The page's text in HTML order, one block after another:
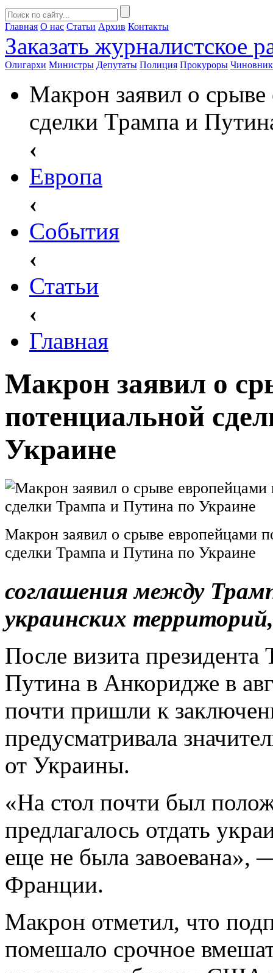
Главная О нас Статьи Архив Контакты
Заказать журналистское
Олигархи Министры Депутаты Полиция Прокуроры
Макрон заявил о
сделки Трампа и
‹
Европа
‹
События
‹
Статьи
‹
Главная
Макрон заявил о
потенциальной
Украине
Макрон заявил о срыве европейцами
сделки Трампа и Путина по Украине
соглашения между
украинских
После визита
Путина в Анкоридже в
почти пришли к
предусматривала
от Украины.
«На стол почти был
предлагалось отдать
еще не была завоевана»,
Франции.
Макрон отметил, что
помешало срочное